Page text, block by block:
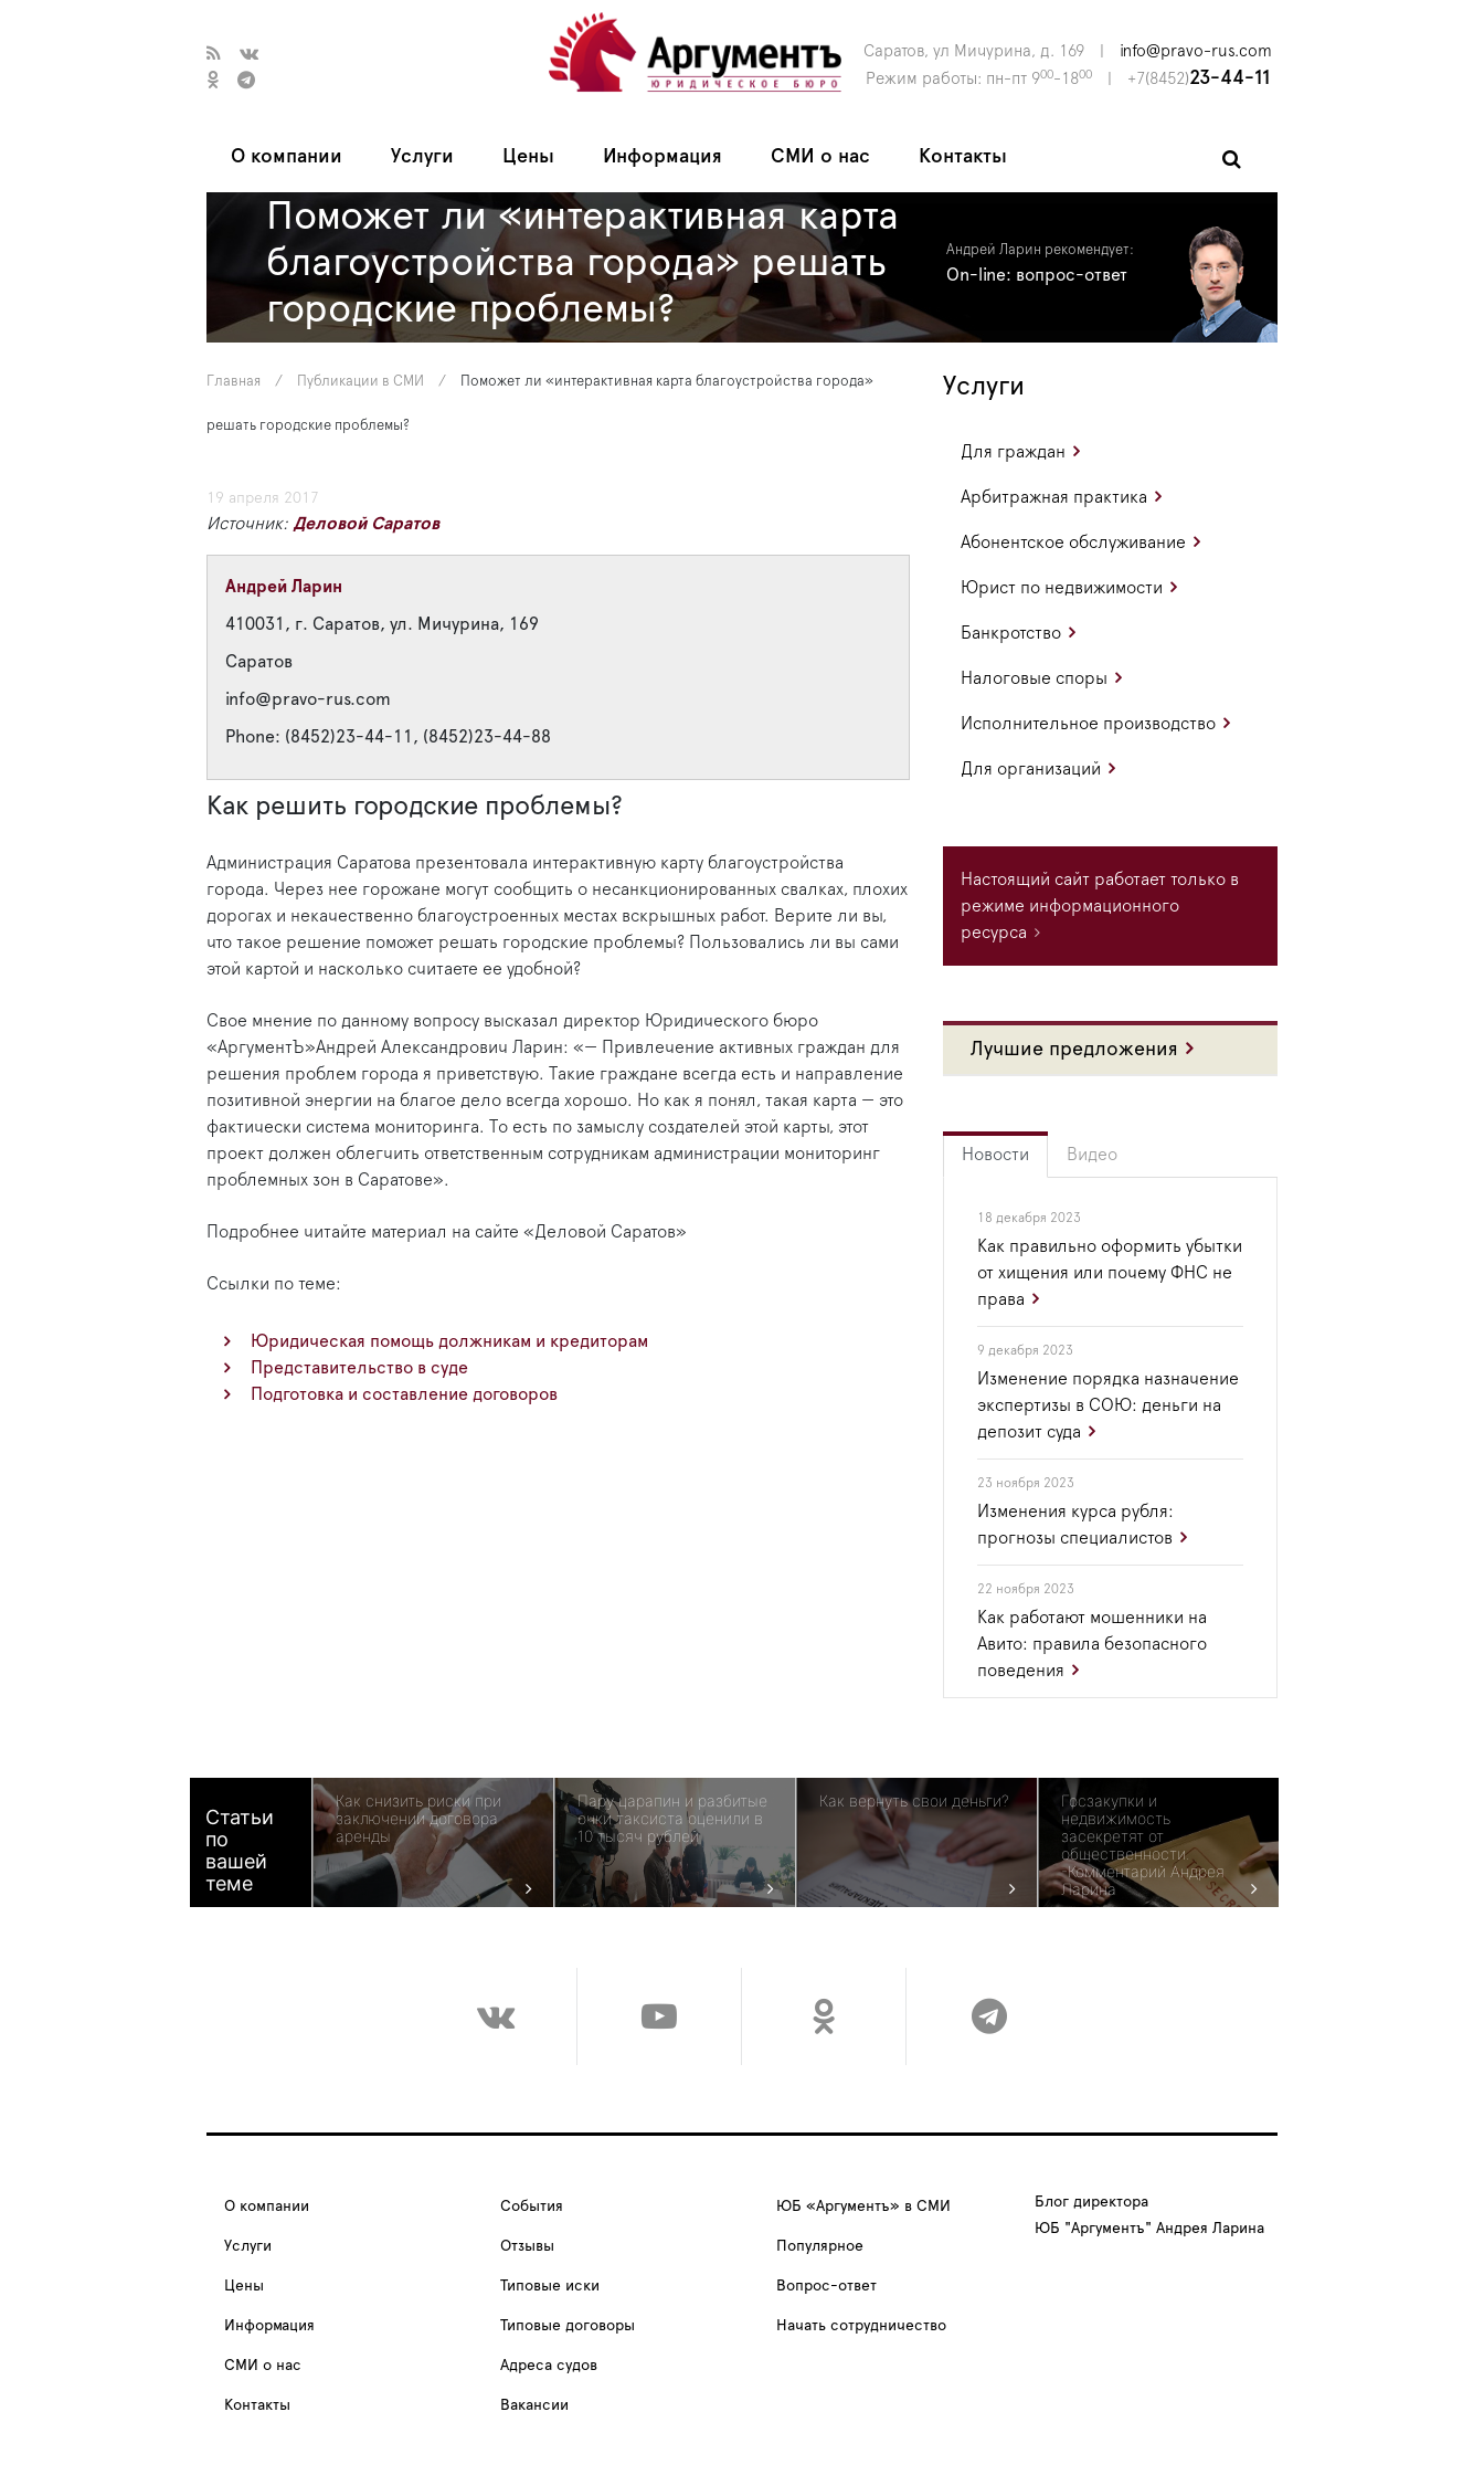
Саратов, ул Мичурина, д. 169
info@pravo-rus.com
Режим работы: пн-пт 900-1800 +7(8452)23-44-11
О компании Услуги Цены Информация СМИ о нас Контакты
Поможет ли «интерактивная карта
благоустройства города» решать
городские проблемы?
Андрей Ларин рекомендует:
On-line: вопрос-ответ
Главная / Публикации в СМИ / Поможет ли «интерактивная карта благоустройства города»
решать городские проблемы?
19 апреля 2017
Источник: Деловой Саратов
Андрей Ларин
410031, г. Саратов, ул. Мичурина, 169
Саратов
info@pravo-rus.com
Phone: (8452)23-44-11, (8452)23-44-88
Как решить городские проблемы?
Администрация Саратова презентовала интерактивную карту благоустройства
города. Через нее горожане могут сообщить о несанкционированных свалках, плохих
дорогах и некачественно благоустроенных местах вскрышных работ. Верите ли вы,
что такое решение поможет решать городские проблемы? Пользовались ли вы сами
этой картой и насколько считаете ее удобной?
Свое мнение по данному вопросу высказал директор Юридического бюро
«АргументЪ»Андрей Александрович Ларин: «— Привлечение активных граждан для
решения проблем города я приветствую. Такие граждане всегда есть и направление
позитивной энергии на благое дело всегда хорошо. Но как я понял, такая карта — это
фактически система мониторинга. То есть по замыслу создателей этой карты, этот
проект должен облегчить ответственным сотрудникам администрации мониторинг
проблемных зон в Саратове».
Подробнее читайте материал на сайте «Деловой Саратов»
Ссылки по теме:
Юридическая помощь должникам и кредиторам
Представительство в суде
Подготовка и составление договоров
Услуги
Для граждан
Арбитражная практика
Абонентское обслуживание
Юрист по недвижимости
Банкротство
Налоговые споры
Исполнительное производство
Для организаций
Настоящий сайт работает только в
режиме информационного
ресурса
Лучшие предложения
Новости Видео
18 декабря 2023
Как правильно оформить убытки
от хищения или почему ФНС не
права
9 декабря 2023
Изменение порядка назначение
экспертизы в СОЮ: деньги на
депозит суда
23 ноября 2023
Изменения курса рубля:
прогнозы специалистов
22 ноября 2023
Как работают мошенники на
Авито: правила безопасного
поведения
Статьи
по
вашей
теме
Как снизить риски при
заключении договора
аренды
Пару царапин и разбитые
очки таксиста оценили в
10 тысяч рублей
Как вернуть свои деньги?
Госзакупки и
недвижимость
засекретят от
общественности.
-Комментарий Андрея
Ларина
О компании
Услуги
Цены
Информация
СМИ о нас
Контакты
События
Отзывы
Типовые иски
Типовые договоры
Адреса судов
Вакансии
ЮБ «Аргументъ» в СМИ
Популярное
Вопрос-ответ
Начать сотрудничество
Блог директора
ЮБ "Аргументъ" Андрея Ларина